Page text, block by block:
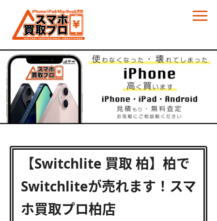
【Switchlite 買取 柏】柏で
Switchliteが売れます！スマ
ホ買取プロ柏店